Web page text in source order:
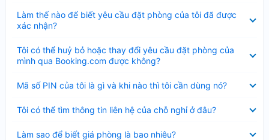
Làm thế nào để biết yêu cầu đặt phòng của tôi đã được
xác nhận?
thu
gọn
Tôi có thể huỷ bỏ hoặc thay đổi yêu cầu đặt phòng của
mình qua Booking.com được không?
thu
gọn
Mã số PIN của tôi là gì và khi nào thì tôi cần dùng nó?
thu
Tôi có thể tìm thông tin liên hệ của chỗ nghỉ ở đâu?
thu
Làm sao để biết giá phòng là bao nhiêu?
thu